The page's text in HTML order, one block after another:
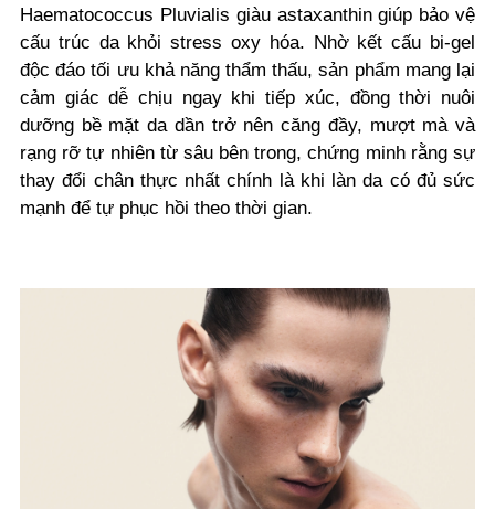
Haematococcus Pluvialis giàu astaxanthin giúp bảo vệ
cấu trúc da khỏi stress oxy hóa. Nhờ kết cấu bi-gel
độc đáo tối ưu khả năng thẩm thấu, sản phẩm mang lại
cảm giác dễ chịu ngay khi tiếp xúc, đồng thời nuôi
dưỡng bề mặt da dần trở nên căng đầy, mượt mà và
rạng rỡ tự nhiên từ sâu bên trong, chứng minh rằng sự
thay đổi chân thực nhất chính là khi làn da có đủ sức
mạnh để tự phục hồi theo thời gian.